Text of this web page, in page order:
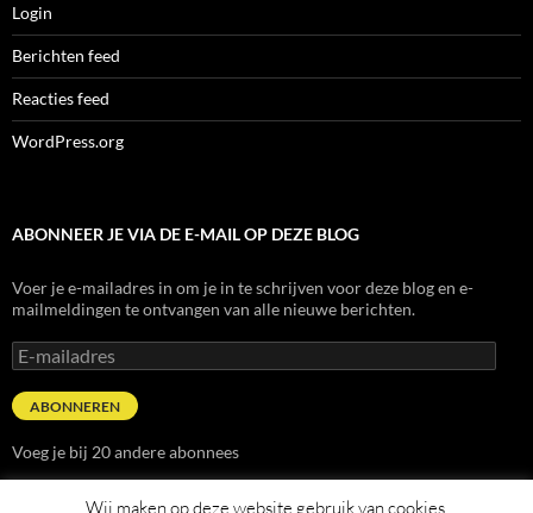
Login
Berichten feed
Reacties feed
WordPress.org
ABONNEER JE VIA DE E-MAIL OP DEZE BLOG
Voer je e-mailadres in om je in te schrijven voor deze blog en e-
mailmeldingen te ontvangen van alle nieuwe berichten.
E-
mailadres
ABONNEREN
Voeg je bij 20 andere abonnees
Wij maken op deze website gebruik van cookies.